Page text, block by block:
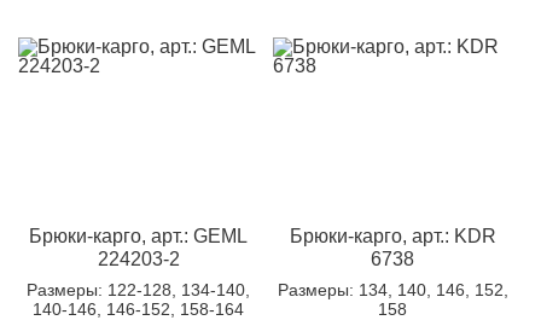
Брюки-карго, арт.: GEML
224203-2
Размеры: 122-128, 134-140,
140-146, 146-152, 158-164
Брюки-карго, арт.: KDR
6738
Размеры: 134, 140, 146, 152,
158